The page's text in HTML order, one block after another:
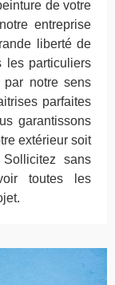
de votre
entreprise
liberté de
les particuliers
notre sens
parfaites
garantissons
extérieur soit
sans
toutes les